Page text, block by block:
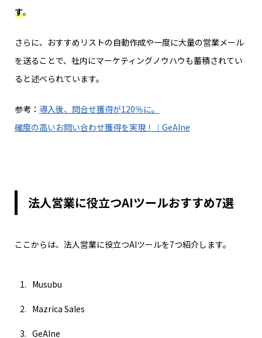
す。
さらに、おすすめリストの自動作成や一度に大量の営業メール
を送ることで、社内にマーケティングノウハウも蓄積されてい
ると述べられています。
参考： 導入後、問合せ獲得が120％に。
確度の高いお問い合わせ獲得を実現！｜GeAIne
法人営業に役立つAIツールおすすめ7選
ここからは、法人営業に役立つAIツールを7つ紹介します。
Musubu
Mazrica Sales
GeAIne